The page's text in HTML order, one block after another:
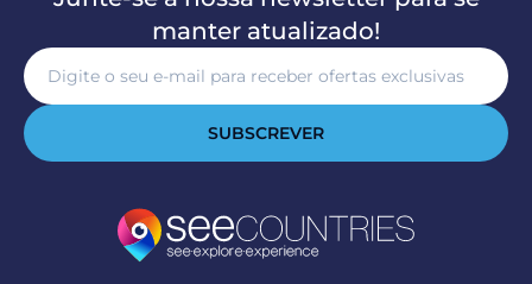
manter atualizado!
SUBSCREVER